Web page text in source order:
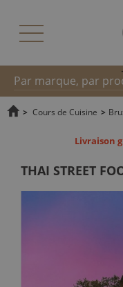
Recherche
> Cours de Cuisine >
Livraison
THAI STREET